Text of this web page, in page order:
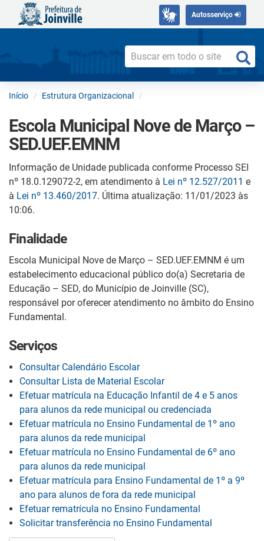
Autosserviço
Início Estrutura Organizacional
Escola Municipal Nove de Março –
SED.UEF.EMNM
Informação de Unidade publicada conforme Processo SEI
nº 18.0.129072-2, em atendimento à Lei nº 12.527/2011 e
à Lei nº 13.460/2017. Última atualização: 11/01/2023 às
10:06.
Finalidade
Escola Municipal Nove de Março – SED.UEF.EMNM é um
estabelecimento educacional público do(a) Secretaria de
Educação – SED, do Município de Joinville (SC),
responsável por oferecer atendimento no âmbito do Ensino
Fundamental.
Serviços
Consultar Calendário Escolar
Consultar Lista de Material Escolar
Efetuar matrícula na Educação Infantil de 4 e 5 anos
para alunos da rede municipal ou credenciada
Efetuar matrícula no Ensino Fundamental de 1º ano
para alunos da rede municipal
Efetuar matrícula no Ensino Fundamental de 6º ano
para alunos da rede municipal
Efetuar matrícula para Ensino Fundamental de 1º a 9º
ano para alunos de fora da rede municipal
Efetuar rematrícula no Ensino Fundamental
Solicitar transferência no Ensino Fundamental